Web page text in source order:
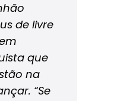
de livre
que
na
“Se